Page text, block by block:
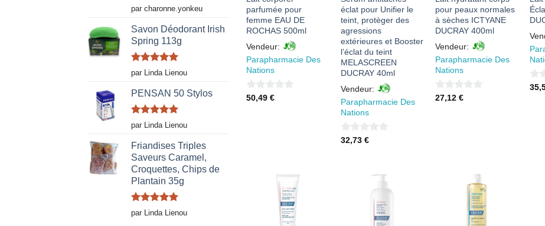
Note5sur
5
par charonne.yonkeu
Savon Déodorant Irish
Spring 113g
Note5sur
5
par Linda Lienou
PENSAN 50 Stylos
Note5sur
5
par Linda Lienou
Friandises Triples
Saveurs Caramel,
Croquettes, Chips de
Plantain 35g
Note5sur
5
par Linda Lienou
parfumée pour
femme EAU DE
ROCHAS 500ml
Vendeur:
Parapharmacie Des
Nations
0
50,49 €
éclat pour Unifier le
teint, protèger des
agressions
extérieures et Booster
l’éclat du teint
MELASCREEN
DUCRAY 40ml
Vendeur:
Parapharmacie Des
Nations
0
32,73 €
pour peaux normales
à sèches ICTYANE
DUCRAY 400ml
Vendeur:
Parapharmacie Des
Nations
0
27,12 €
0
AJOUTER
À MES
FAVORIS
AJOUTER
À MES
FAVORIS
AJOUTER
À MES
FAVORIS